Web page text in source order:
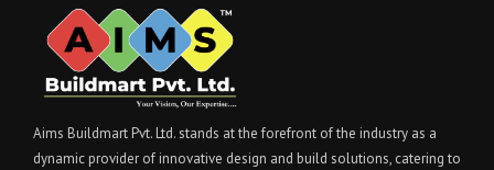
Aims Buildmart Pvt. Ltd. stands at the forefront of the industry as a
dynamic provider of innovative design and build solutions, catering to